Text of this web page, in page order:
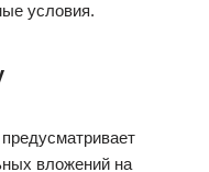
условия.
вложений на